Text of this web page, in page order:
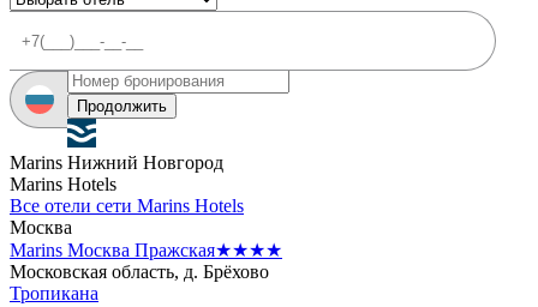
Продолжить
Marins Нижний Новгород
Marins Hotels
Все отели сети Marins Hotels
Москва
Marins Москва Пражская★★★★
Московская область, д. Брёхово
Тропикана